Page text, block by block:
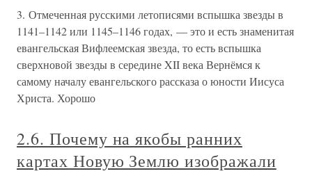
3. Отмеченная русскими летописями вспышка звезды в
1141–1142 или 1145–1146 годах, — это и есть знаменитая
евангельская Вифлеемская звезда, то есть вспышка
сверхновой звезды в середине XII века Вернёмся к
самому началу евангельского рассказа о юности Иисуса
Христа. Хорошо
2.6. Почему на якобы ранних
картах Новую Землю изображали